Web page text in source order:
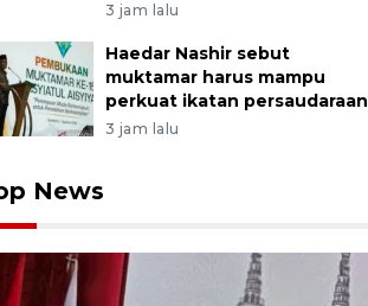
3 jam lalu
Haedar Nashir sebut
muktamar harus mampu
perkuat ikatan persaudaraan
3 jam lalu
News